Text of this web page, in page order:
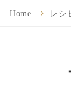
Home レシ